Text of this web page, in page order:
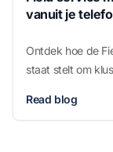
vanuit je
Ontdek hoe de
staat stelt om
Read blog